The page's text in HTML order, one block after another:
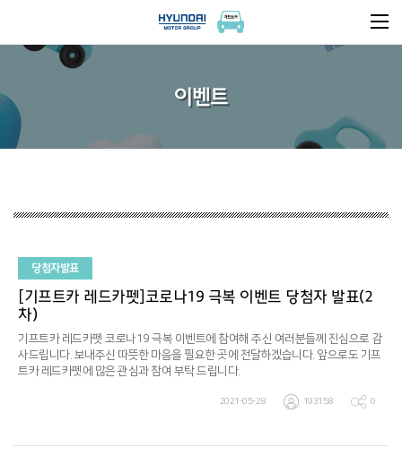
이벤트
당첨자발표
[기프트카 레드카펫]코로나19 극복 이벤트 당첨자 발표(2
차)
기프트카 레드카펫 코로나19 극복 이벤트에 참여해 주신 여러분들께 진심으로 감
사드립니다. 보내주신 따뜻한 마음을 필요한 곳에 전달하겠습니다. 앞으로도 기프
트카 레드카펫에 많은 관심과 참여 부탁 드립니다.
2021-05-28 193158 0